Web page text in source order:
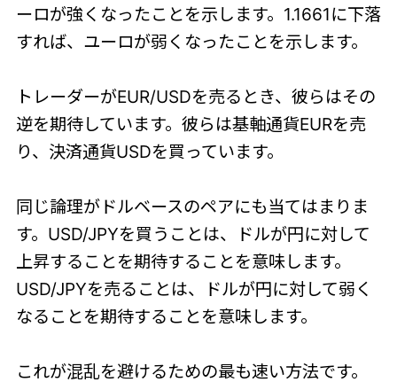
ーロが強くなったことを示します。1.1661に下落
すれば、ユーロが弱くなったことを示します。
トレーダーがEUR/USDを売るとき、彼らはその
逆を期待しています。彼らは基軸通貨EURを売
り、決済通貨USDを買っています。
同じ論理がドルベースのペアにも当てはまりま
す。USD/JPYを買うことは、ドルが円に対して
上昇することを期待することを意味します。
USD/JPYを売ることは、ドルが円に対して弱く
なることを期待することを意味します。
これが混乱を避けるための最も速い方法です。